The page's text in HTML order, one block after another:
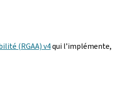
(RGAA) v4qui l’implémente,